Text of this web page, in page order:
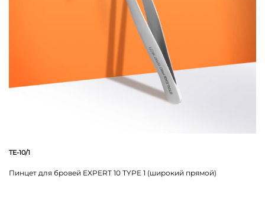
TE-10/1
Пинцет для бровей EXPERT 10 TYPE 1 (широкий прямой)